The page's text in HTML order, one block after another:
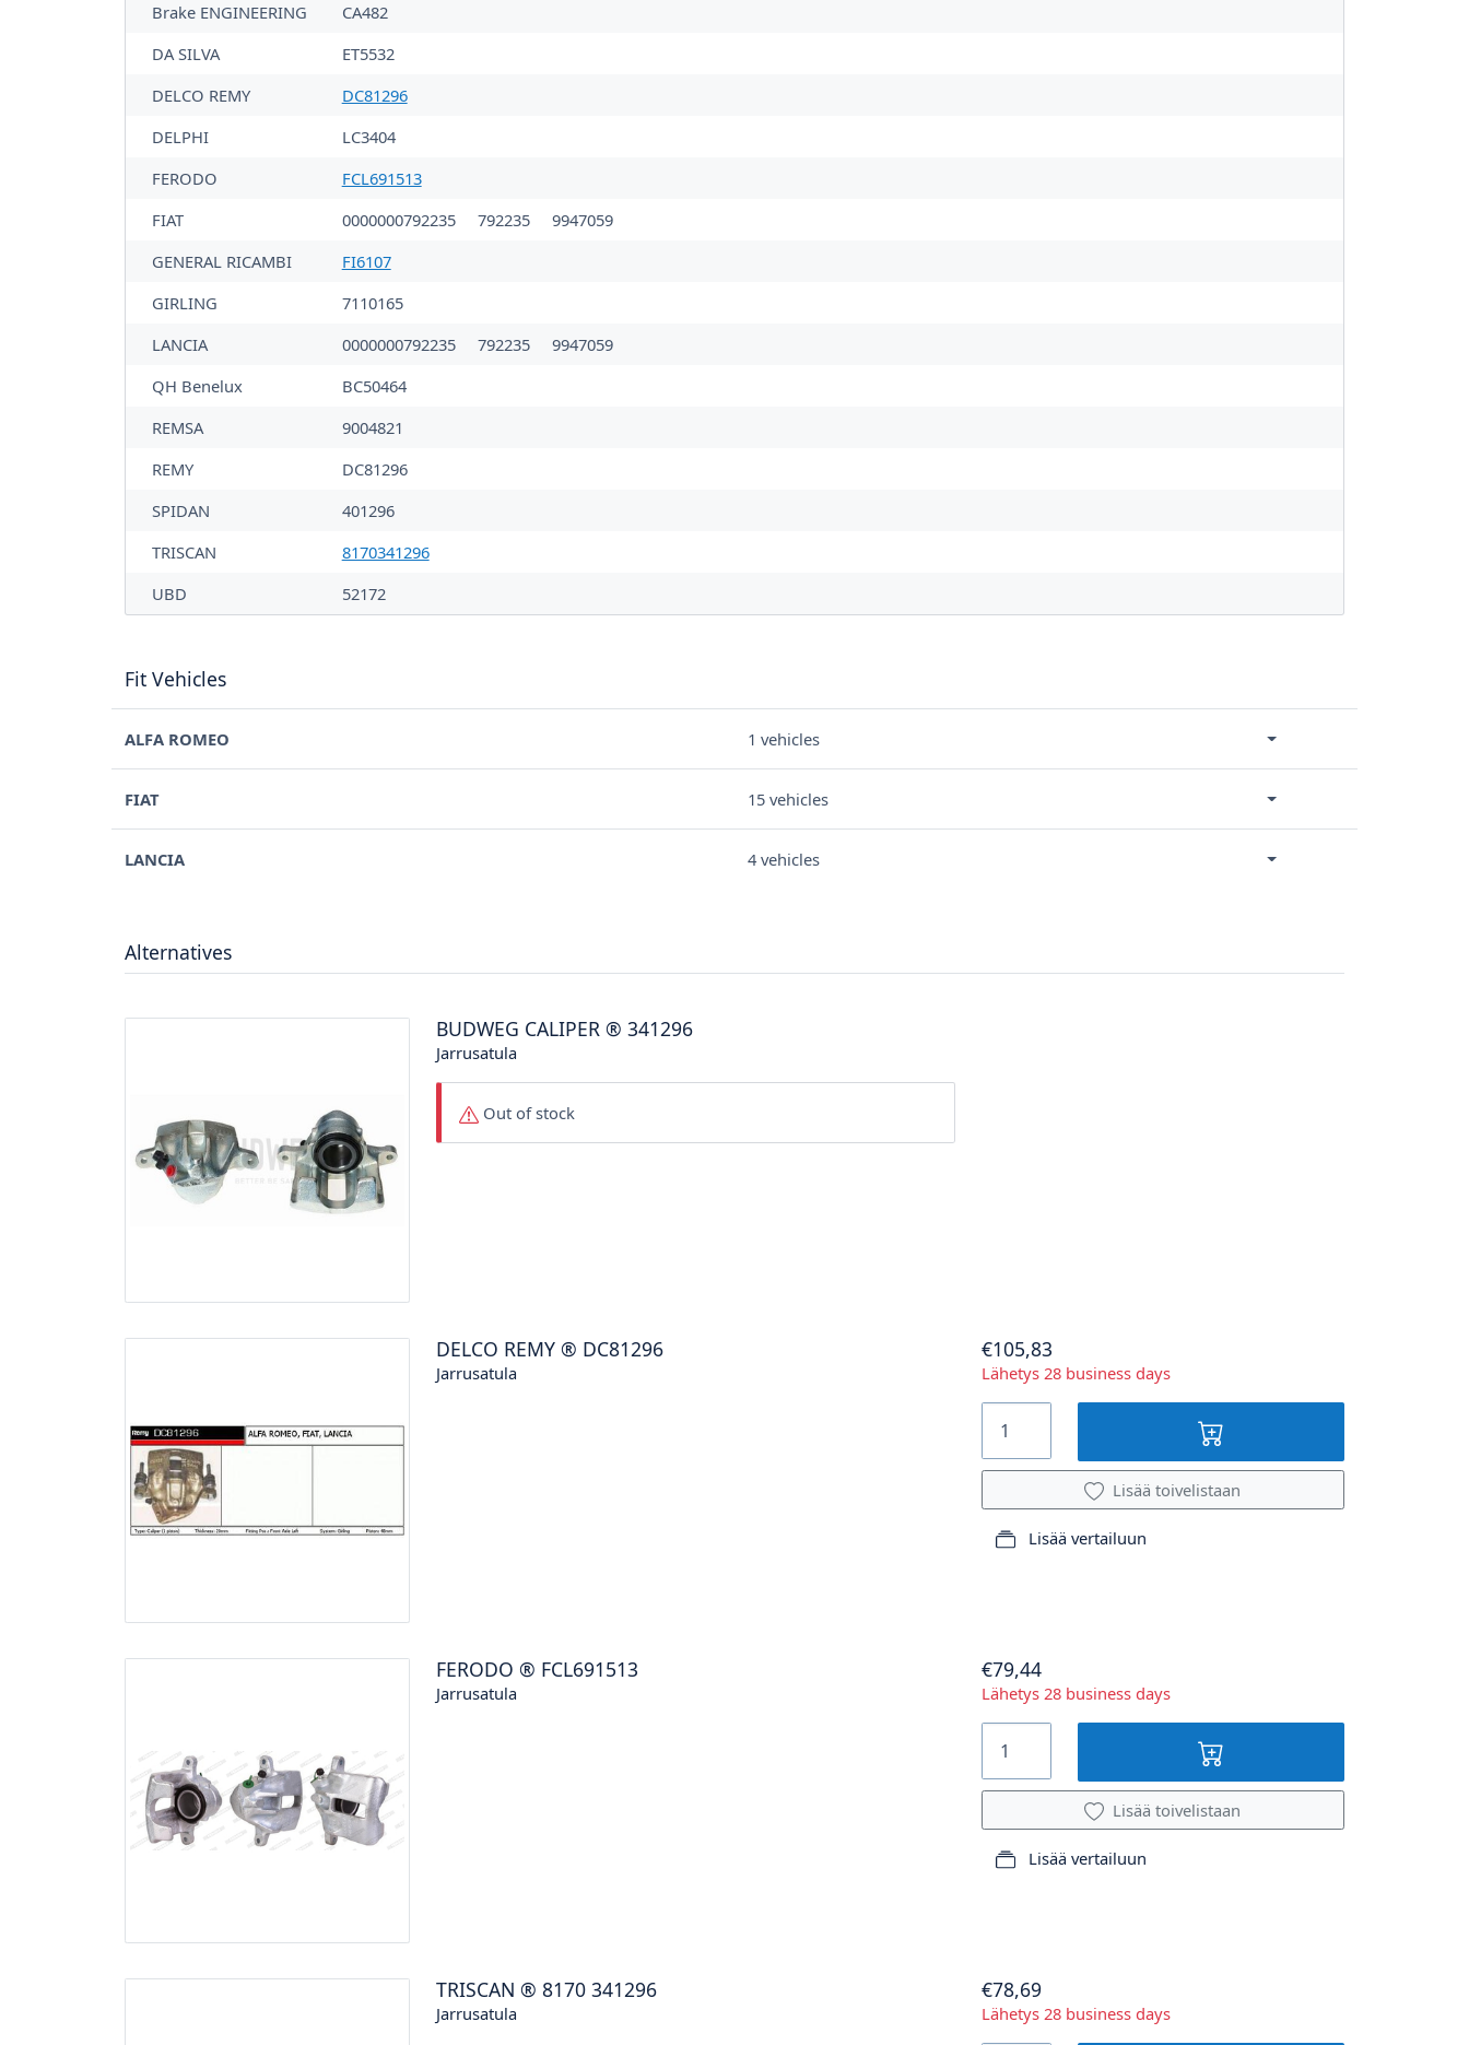
Brake ENGINEERING
CA482
DA SILVA
ET5532
DELCO REMY
DC81296
DELPHI
LC3404
FERODO
FCL691513
FIAT
0000000792235 792235
9947059
GENERAL RICAMBI
FI6107
GIRLING
7110165
LANCIA
0000000792235 792235
9947059
QH Benelux
BC50464
REMSA
9004821
REMY
DC81296
SPIDAN
401296
TRISCAN
8170341296
UBD
52172
Fit Vehicles
ALFA ROMEO 1 vehicles
FIAT 15 vehicles
LANCIA 4 vehicles
Alternatives
BUDWEG CALIPER ® 341296
Jarrusatula
Out of stock
DELCO REMY ® DC81296
Jarrusatula
€105,83
Lähetys 28 business days
Lisää toivelistaan
Lisää vertailuun
FERODO ® FCL691513
Jarrusatula
€79,44
Lähetys 28 business days
Lisää toivelistaan
Lisää vertailuun
TRISCAN ® 8170 341296
Jarrusatula
€78,69
Lähetys 28 business days